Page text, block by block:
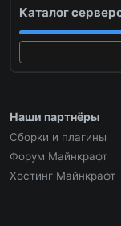
Каталог
Наши партнёры
Сборки и плагины
Форум Майнкрафт
Хостинг Майнкрафт